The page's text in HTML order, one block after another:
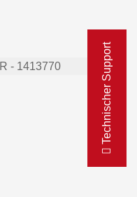
Technischer Support